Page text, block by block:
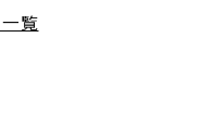
覧